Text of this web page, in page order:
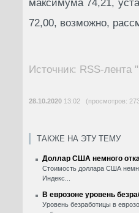
максимума 74,21,
72,00, возможно,
Источник: RSS-лента
28.10.2020 13:02 (просмотров:
ТАКЖЕ НА ЭТУ ТЕМУ
Доллар США немного
Стоимость доллара США
Индекс...
В еврозоне уровень
Уровень безработицы в